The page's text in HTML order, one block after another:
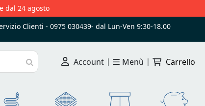
dal 24 agosto
Clienti - 0975 030439- dal Lun-Ven 9:30-18.00
Cerca
Account | Menù | Carrello